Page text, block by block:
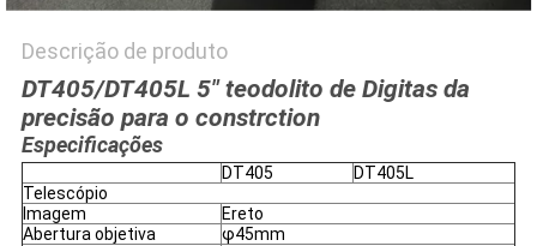
Descrição de produto
DT405/DT405L 5" teodolito de Digitas da
precisão para o constrction
Especificações
DT405
DT405L
Telescópio
Imagem
Ereto
Abertura objetiva
φ45mm